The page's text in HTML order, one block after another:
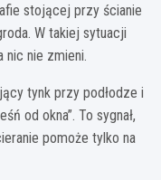
stojącej przy ścianie
W takiej sytuacji
nic nie zmieni.
tynk przy podłodze i
od okna”. To sygnał,
pomoże tylko na